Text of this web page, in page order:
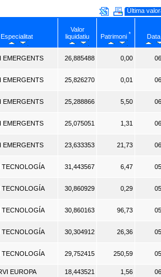
Última
Especialitat
Valor
liquidatiu
Patrimoni * Data
EMERGENTS 26,885488 0,00
EMERGENTS 25,826270 0,01
EMERGENTS 25,288866 5,50
EMERGENTS 25,075051 1,31
EMERGENTS 23,633353 21,73
TECNOLOGÍA 31,443567 6,47
TECNOLOGÍA 30,860929 0,29
TECNOLOGÍA 30,860163 96,73
TECNOLOGÍA 30,304912 26,36
TECNOLOGÍA 29,752415 250,59
EUROPA 18,443521 1,56